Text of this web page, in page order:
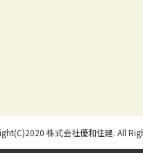
株式会社優和住建. All